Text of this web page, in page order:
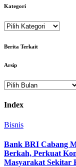
Kategori
Kategori
Berita Terkait
Arsip
Arsip
Index
Bisnis
Bank BRI Cabang
Berkah, Perkuat
Masyarakat Sekitar